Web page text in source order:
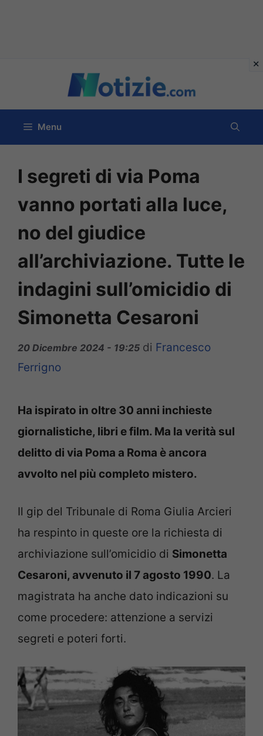
contenuto
Menu
I segreti di via Poma
vanno portati alla luce,
no del giudice
all’archiviazione. Tutte le
indagini sull’omicidio di
Simonetta Cesaroni
20 Dicembre 2024 - 19:25 di Francesco
Ferrigno
Ha ispirato in oltre 30 anni inchieste
giornalistiche, libri e film. Ma la verità sul
delitto di via Poma a Roma è ancora
avvolto nel più completo mistero.
Il gip del Tribunale di Roma Giulia Arcieri
ha respinto in queste ore la richiesta di
archiviazione sull’omicidio di Simonetta
Cesaroni, avvenuto il 7 agosto 1990. La
magistrata ha anche dato indicazioni su
come procedere: attenzione a servizi
segreti e poteri forti.